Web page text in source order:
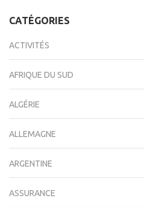
CATÉGORIES
ACTIVITÉS
AFRIQUE DU SUD
ALGÉRIE
ALLEMAGNE
ARGENTINE
ASSURANCE